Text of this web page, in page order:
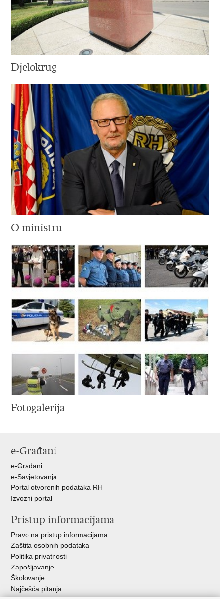
Djelokrug
O ministru
Fotogalerija
e-Građani
e-Građani
e-Savjetovanja
Portal otvorenih podataka RH
Izvozni portal
Pristup informacijama
Pravo na pristup informacijama
Zaštita osobnih podataka
Politika privatnosti
Zapošljavanje
Školovanje
Najčešća pitanja